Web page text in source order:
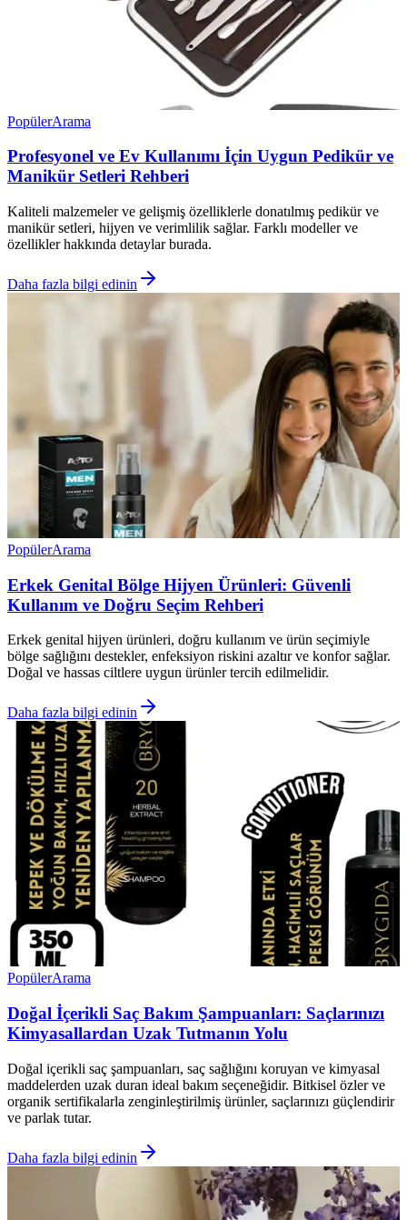
PopülerArama
Profesyonel ve Ev Kullanımı İçin Uygun Pedikür ve
Manikür Setleri Rehberi
Kaliteli malzemeler ve gelişmiş özelliklerle donatılmış pedikür ve
manikür setleri, hijyen ve verimlilik sağlar. Farklı modeller ve
özellikler hakkında detaylar burada.
Daha fazla bilgi edinin
PopülerArama
Erkek Genital Bölge Hijyen Ürünleri: Güvenli
Kullanım ve Doğru Seçim Rehberi
Erkek genital hijyen ürünleri, doğru kullanım ve ürün seçimiyle
bölge sağlığını destekler, enfeksiyon riskini azaltır ve konfor sağlar.
Doğal ve hassas ciltlere uygun ürünler tercih edilmelidir.
Daha fazla bilgi edinin
PopülerArama
Doğal İçerikli Saç Bakım Şampuanları: Saçlarınızı
Kimyasallardan Uzak Tutmanın Yolu
Doğal içerikli saç şampuanları, saç sağlığını koruyan ve kimyasal
maddelerden uzak duran ideal bakım seçeneğidir. Bitkisel özler ve
organik sertifikalarla zenginleştirilmiş ürünler, saçlarınızı güçlendirir
ve parlak tutar.
Daha fazla bilgi edinin